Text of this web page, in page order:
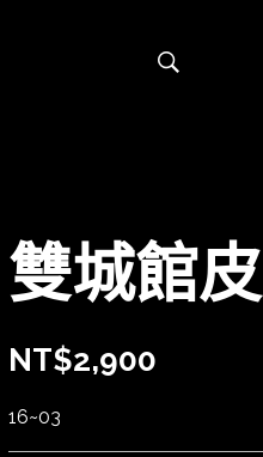
雙城館
NT$2,900
16~03